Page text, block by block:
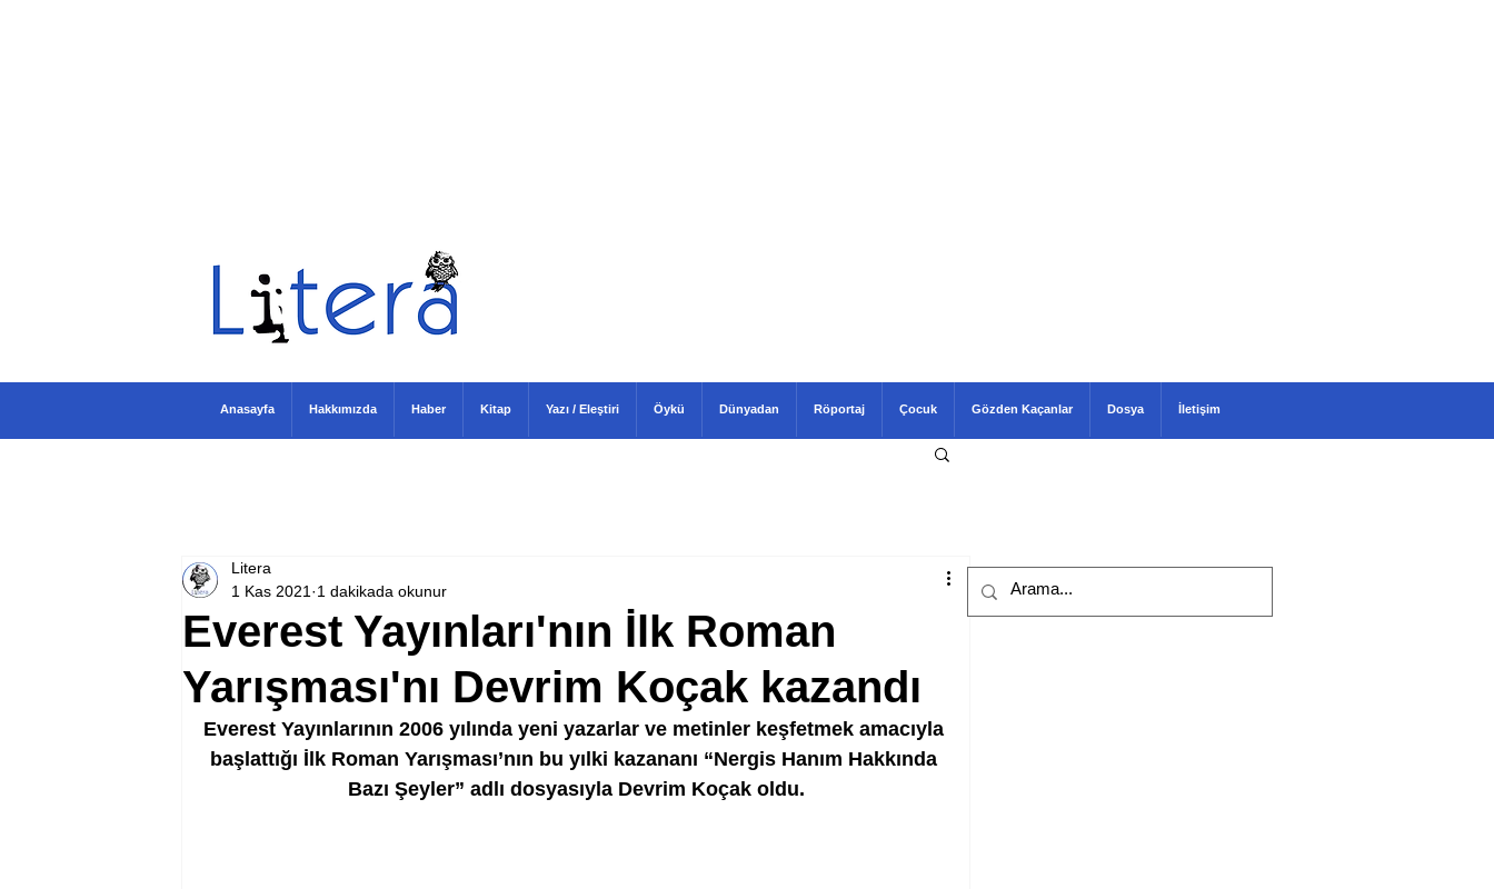
Everest Yayınları'nın İlk Roman
Yarışması'nı Devrim Koçak kazandı
Litera
1 Kas 2021 1 dakikada okunur
Everest Yayınlarının 2006 yılında yeni yazarlar ve metinler keşfetmek amacıyla
başlattığı İlk Roman Yarışması’nın bu yılki kazananı “Nergis Hanım Hakkında
Bazı Şeyler” adlı dosyasıyla Devrim Koçak oldu.
Anasayfa Hakkımızda Haber Kitap Yazı / Eleştiri Öykü Dünyadan Röportaj Çocuk Gözden Kaçanlar Dosya İletişim